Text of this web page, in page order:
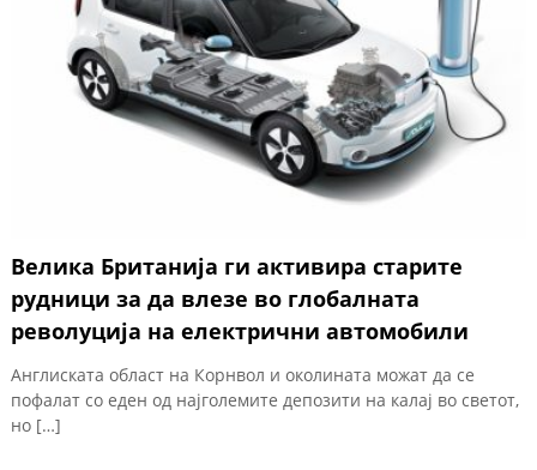
Велика Британија ги активира старите
рудници за да влезе во глобалната
револуција на електрични автомобили
Англиската област на Корнвол и околината можат да се
пофалат со еден од најголемите депозити на калај во светот,
но […]